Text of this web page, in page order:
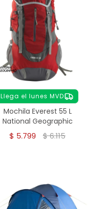
Llega el lunes MVD
Mochila Everest 55 L
National Geographic
$ 5.799 $6.115